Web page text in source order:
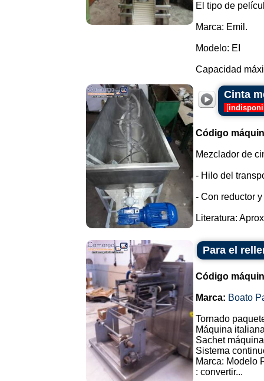
El tipo de
Marca: Emil.
Modelo: EI
Capacidad
Cinta
[
Código
Mezclador de
- Hilo del
- Con reductor y
Literatura:
Para el
Código
Marca: Boato
Tornado
Máquina
Sachet
Sistema
Marca: Modelo
: convertir...